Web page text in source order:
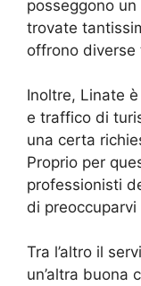
posseggono
trovate
offrono
Inoltre, Linate
e traffico di
una certa
Proprio per
professionisti
di
Tra l’altro il
un’altra buona